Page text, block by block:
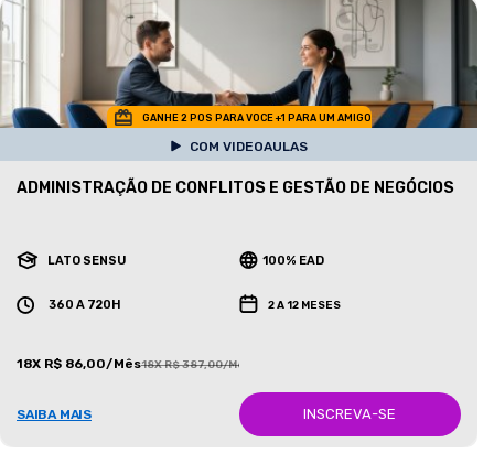
GANHE 2 POS PARA VOCE +1 PARA UM AMIGO
COM VIDEOAULAS
ADMINISTRAÇÃO DE CONFLITOS E GESTÃO DE NEGÓCIOS
LATO SENSU 100% EAD
360 A 720H 2 A 12 MESES
18X R$ 86,00/Mês18X R$ 387,00/Mês
SAIBA MAIS INSCREVA-SE